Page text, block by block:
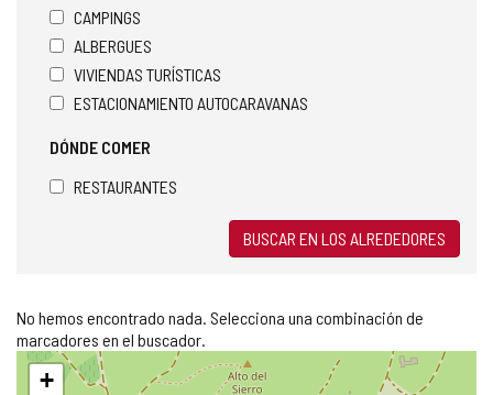
CAMPINGS
ALBERGUES
VIVIENDAS TURÍSTICAS
ESTACIONAMIENTO AUTOCARAVANAS
DÓNDE COMER
RESTAURANTES
BUSCAR EN LOS ALREDEDORES
No hemos encontrado nada. Selecciona una combinación de
marcadores en el buscador.
Saltar
mapa
+